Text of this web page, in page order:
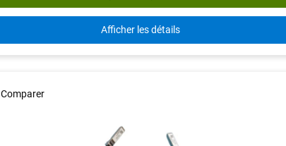
Afficher les détails
Comparer